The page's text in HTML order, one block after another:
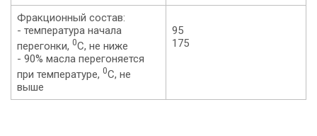
Фракционный состав:
- температура начала
перегонки, 0С, не ниже
- 90% масла перегоняется
при температуре, 0С, не
выше
95
175